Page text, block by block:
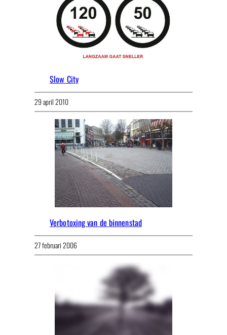
Slow City
29 april 2010
Verbotoxing van de binnenstad
27 februari 2006